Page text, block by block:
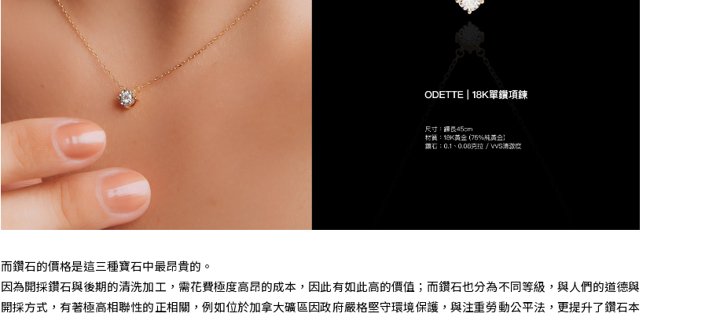
而鑽石的價格是這三種寶石中最昂貴的。
因為開採鑽石與後期的清洗加工，需花費極度高昂的成本，因此有如此高的價值；而鑽石也分為不同等級，與人們的道德與
開採方式，有著極高相聯性的正相關，例如位於加拿大礦區因政府嚴格堅守環境保護，與注重勞動公平法，更提升了鑽石本